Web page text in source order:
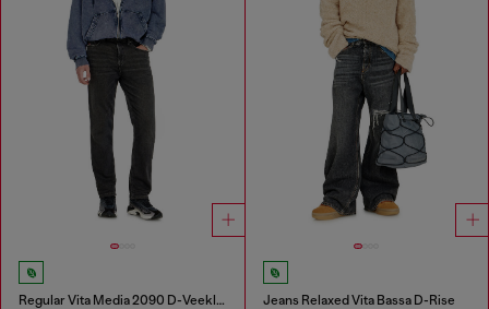
Regular Vita Media 2090 D-Veekley Joggjeans® Jeans Relaxed Vita Bassa D-Rise